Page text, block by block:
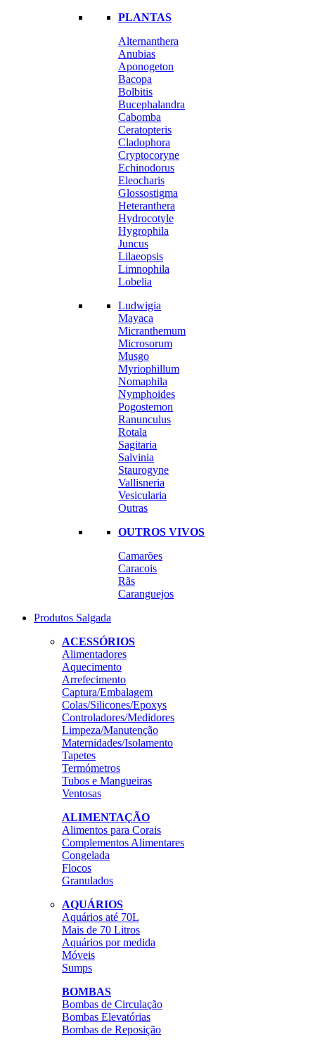
PLANTAS
Alternanthera
Anubias
Aponogeton
Bacopa
Bolbitis
Bucephalandra
Cabomba
Ceratopteris
Cladophora
Cryptocoryne
Echinodorus
Eleocharis
Glossostigma
Heteranthera
Hydrocotyle
Hygrophila
Juncus
Lilaeopsis
Limnophila
Lobelia
Ludwigia
Mayaca
Micranthemum
Microsorum
Musgo
Myriophillum
Nomaphila
Nymphoides
Pogostemon
Ranunculus
Rotala
Sagitaria
Salvinia
Staurogyne
Vallisneria
Vesicularia
Outras
OUTROS VIVOS
Camarões
Caracois
Rãs
Caranguejos
Produtos Salgada
ACESSÓRIOS
Alimentadores
Aquecimento
Arrefecimento
Captura/Embalagem
Colas/Silicones/Epoxys
Controladores/Medidores
Limpeza/Manutenção
Maternidades/Isolamento
Tapetes
Termómetros
Tubos e Mangueiras
Ventosas
ALIMENTAÇÃO
Alimentos para Corais
Complementos Alimentares
Congelada
Flocos
Granulados
AQUÁRIOS
Aquários até 70L
Mais de 70 Litros
Aquários por medida
Móveis
Sumps
BOMBAS
Bombas de Circulação
Bombas Elevatórias
Bombas de Reposição